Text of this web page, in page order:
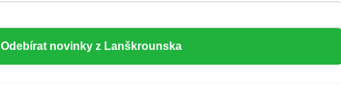
Odebírat novinky z Lanškrounska